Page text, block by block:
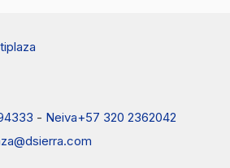
- Neiva+57 320 2362042